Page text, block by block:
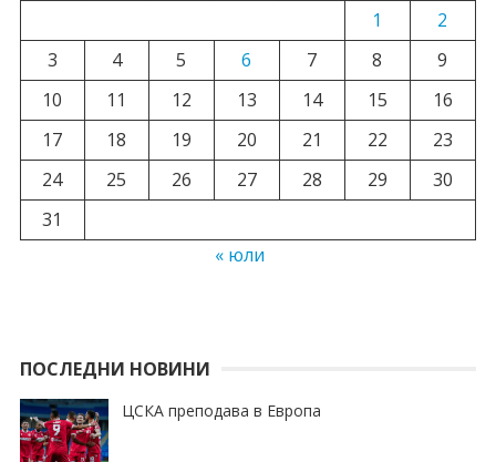
1
2
3
4 5 6 7 8
9
10
11 12 13 14 15
16
17
18 19 20 21 22
23
24
25 26 27 28 29
30
31
« юли
ПОСЛЕДНИ НОВИНИ
ЦСКА преподава в Европа